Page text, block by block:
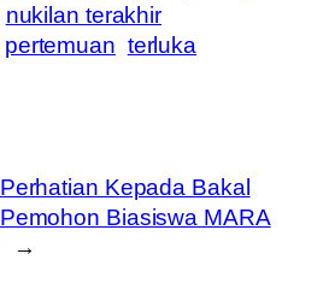
nukilan terakhir
pertemuan terluka
Perhatian Kepada Bakal
Pemohon Biasiswa MARA
→